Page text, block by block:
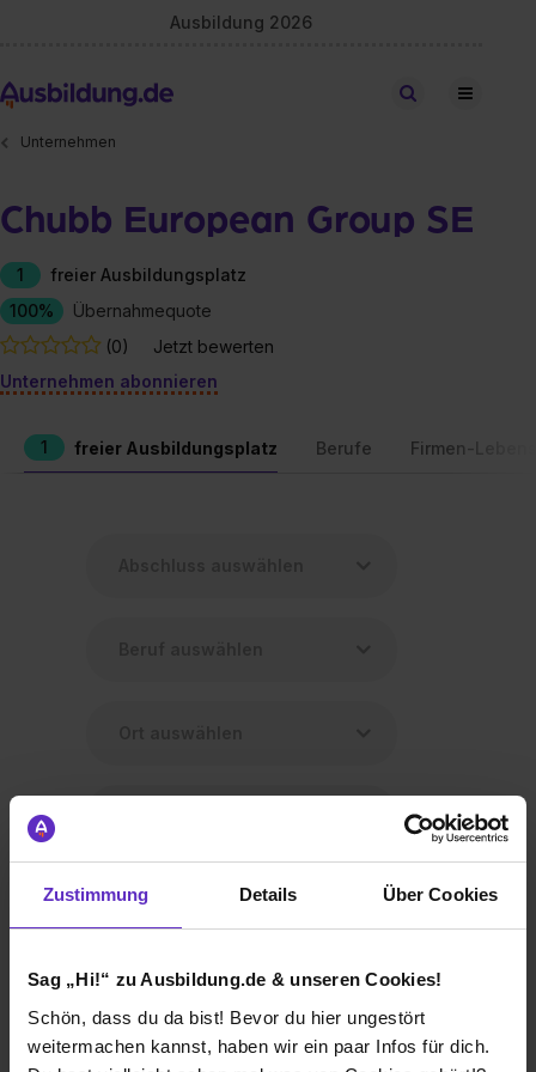
Zustimmung Details Über Cookies
Sag „Hi!“ zu Ausbildung.de & unseren Cookies!
Schön, dass du da bist! Bevor du hier ungestört
weitermachen kannst, haben wir ein paar Infos für dich.
Ausbildung 2026
Stellen finden
Unternehmen
Chubb European Group SE
1
freier Ausbildungsplatz
100%
Übernahmequote
(0)
Jetzt bewerten
Unternehmen abonnieren
1 freier Ausbildungsplatz Berufe Firmen-
Versicherungen und Finanzanlagen (m/w/d)
60329 Frankfurt am Main